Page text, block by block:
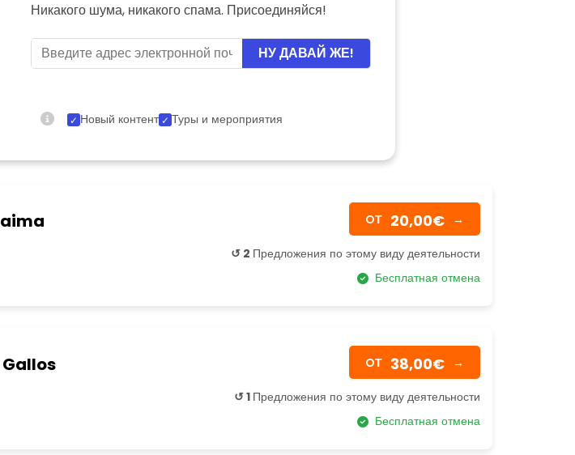
Никакого шума, никакого спама. Присоединяйся!
НУ ДАВАЙ ЖЕ!
Новый контент Туры и мероприятия
OТ 20,00€ →
↺ 2 Предложения по этому виду деятельности
Бесплатная отмена
OТ 38,00€ →
↺ 1 Предложения по этому виду деятельности
Бесплатная отмена